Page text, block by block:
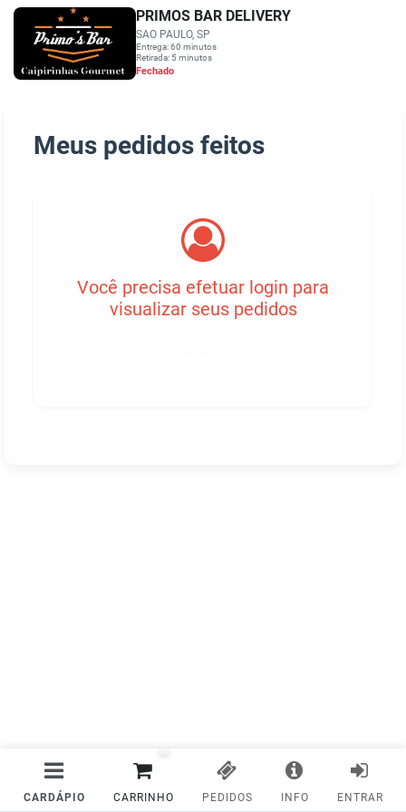
PRIMOS BAR DELIVERY
SAO PAULO, SP
Entrega: 60 minutos
Retirada: 5 minutos
Fechado
Meus pedidos feitos
Você precisa efetuar login para
visualizar seus pedidos
CARDÁPIO CARRINHO PEDIDOS INFO ENTRAR